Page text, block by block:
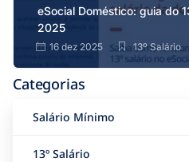
eSocial Doméstico: guia do
2025
16 dez 2025 13º Salário
Categorias
Salário Mínimo
13º Salário